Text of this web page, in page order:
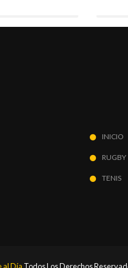
INICIO
RUGBY
TENIS